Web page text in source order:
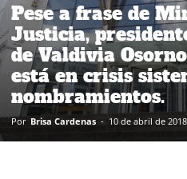
Pese a frase de
Justicia,
de Valdivia
está en crisis
nombramientos.
Por Brisa Cardenas - 10 de abril de 2018